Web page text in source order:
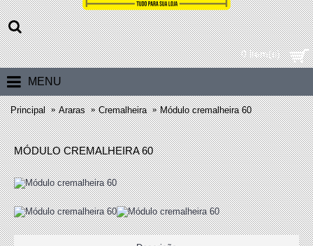
0 item(s)
MENU
Principal Araras Cremalheira Módulo cremalheira 60
MÓDULO CREMALHEIRA 60